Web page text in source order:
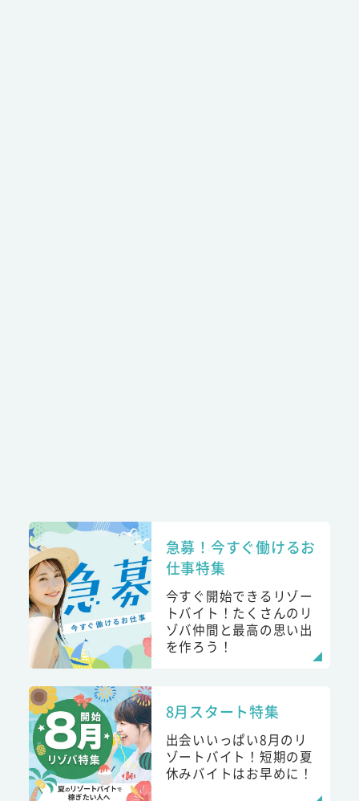
急募！今すぐ働けるお
仕事特集
今すぐ開始できるリゾー
トバイト！たくさんのリ
ゾバ仲間と最高の思い出
を作ろう！
8月スタート特集
出会いいっぱい8月のリ
ゾートバイト！短期の夏
休みバイトはお早めに！